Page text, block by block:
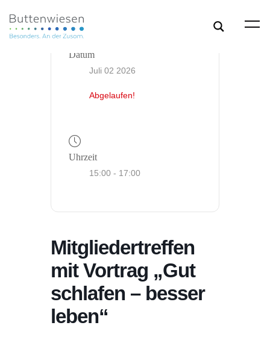
Datum
Juli 02 2026
Abgelaufen!
Uhrzeit
15:00 - 17:00
Mitgliedertreffen
mit Vortrag „Gut
schlafen – besser
leben“